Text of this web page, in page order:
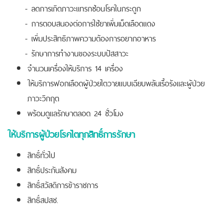
- ลดการเกิดภาวะแทรกซ้อนโรคในกระดูก
- การตอบสนองต่อการใช้ยาเพิ่มเม็ดเลือดแดง
- เพิ่มประสิทธิภาพความต้องการอยากอาหาร
- รักษาการทำงานของระบบปัสสาวะ
จำนวนเครื่องให้บริการ 14 เครื่อง
ให้บริการฟอกเลือดผู้ป่วยไตวายแบบเฉียบพลันเรื้อรังและผู้ป่วย
ภาวะวิกฤต
พร้อมดูแลรักษาตลอด 24 ชั่วโมง
ให้บริการผู้ป่วยโรคไตทุกสิทธิ์การรักษา
สิทธิ์ทั่วไป
สิทธิ์ประกันสังคม
สิทธิ์สวัสดิการข้าราชการ
สิทธิ์สปสช.